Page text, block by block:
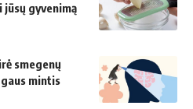
gyvenimą
smegenų
mintis